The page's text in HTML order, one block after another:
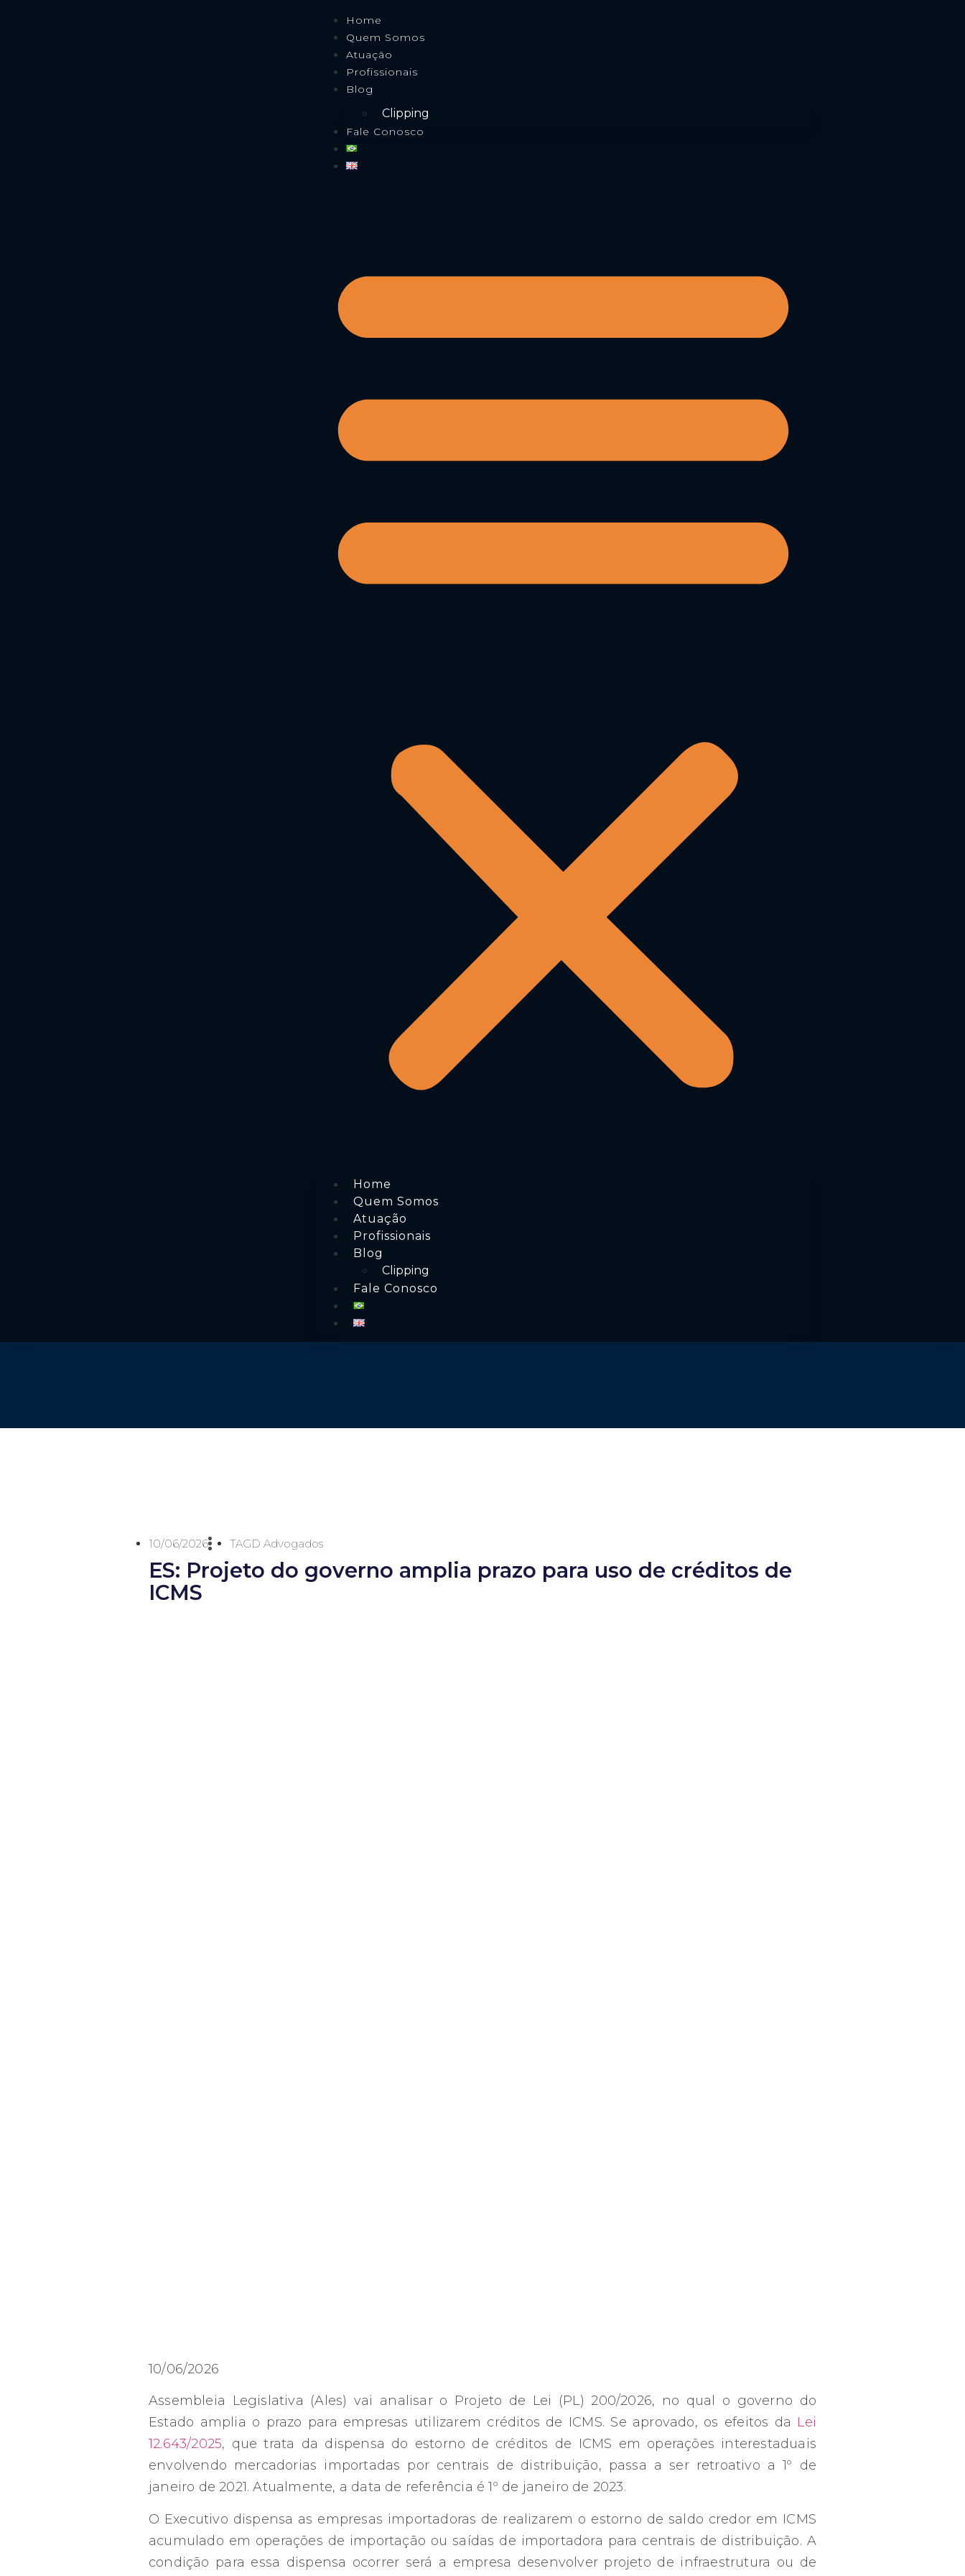
Home
Quem Somos
Atuação
Profissionais
Blog
Clipping
Fale Conosco
Home
Quem Somos
Atuação
Profissionais
Blog
Clipping
Fale Conosco
10/06/2026 TAGD Advogados
ES: Projeto do governo amplia prazo para uso de créditos de
ICMS
10/06/2026
Assembleia Legislativa (Ales) vai analisar o Projeto de Lei (PL) 200/2026, no qual o governo do
Estado amplia o prazo para empresas utilizarem créditos de ICMS. Se aprovado, os efeitos da Lei
12.643/2025, que trata da dispensa do estorno de créditos de ICMS em operações interestaduais
envolvendo mercadorias importadas por centrais de distribuição, passa a ser retroativo a 1º de
janeiro de 2021. Atualmente, a data de referência é 1º de janeiro de 2023.
O Executivo dispensa as empresas importadoras de realizarem o estorno de saldo credor em ICMS
acumulado em operações de importação ou saídas de importadora para centrais de distribuição. A
condição para essa dispensa ocorrer será a empresa desenvolver projeto de infraestrutura ou de